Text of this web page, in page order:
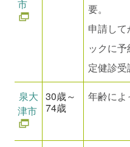
市
要。
申請し
ックに
定健診受
泉大
津市
30歳～
74歳
年齢によ